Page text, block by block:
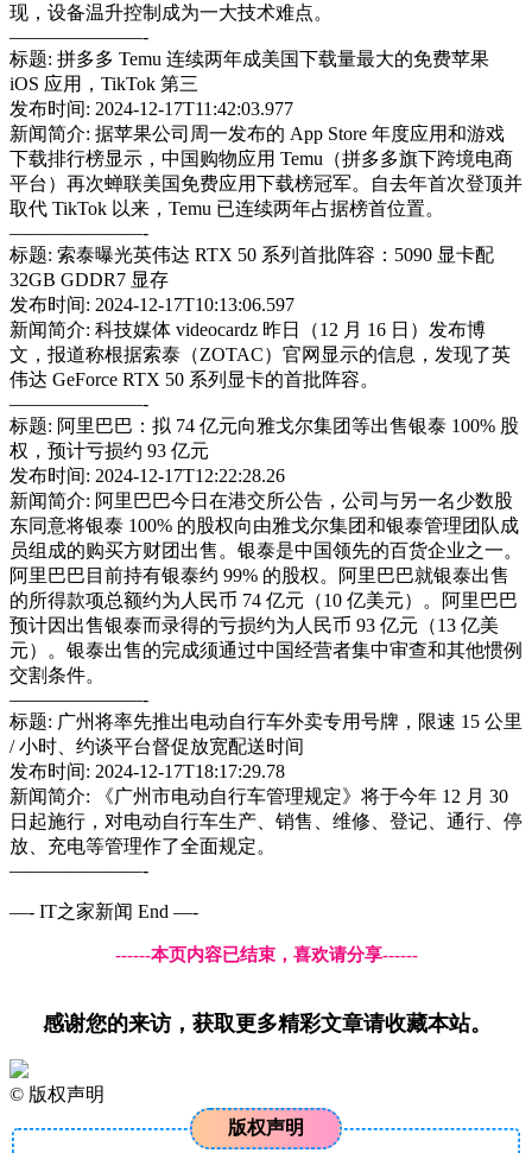
现，设备温升控制成为一大技术难点。
———————-
标题: 拼多多 Temu 连续两年成美国下载量最大的免费苹果
iOS 应用，TikTok 第三
发布时间: 2024-12-17T11:42:03.977
新闻简介: 据苹果公司周一发布的 App Store 年度应用和游戏
下载排行榜显示，中国购物应用 Temu（拼多多旗下跨境电商
平台）再次蝉联美国免费应用下载榜冠军。自去年首次登顶并
取代 TikTok 以来，Temu 已连续两年占据榜首位置。
———————-
标题: 索泰曝光英伟达 RTX 50 系列首批阵容：5090 显卡配
32GB GDDR7 显存
发布时间: 2024-12-17T10:13:06.597
新闻简介: 科技媒体 videocardz 昨日（12 月 16 日）发布博
文，报道称根据索泰（ZOTAC）官网显示的信息，发现了英
伟达 GeForce RTX 50 系列显卡的首批阵容。
———————-
标题: 阿里巴巴：拟 74 亿元向雅戈尔集团等出售银泰 100% 股
权，预计亏损约 93 亿元
发布时间: 2024-12-17T12:22:28.26
新闻简介: 阿里巴巴今日在港交所公告，公司与另一名少数股
东同意将银泰 100% 的股权向由雅戈尔集团和银泰管理团队成
员组成的购买方财团出售。银泰是中国领先的百货企业之一。
阿里巴巴目前持有银泰约 99% 的股权。阿里巴巴就银泰出售
的所得款项总额约为人民币 74 亿元（10 亿美元）。阿里巴巴
预计因出售银泰而录得的亏损约为人民币 93 亿元（13 亿美
元）。银泰出售的完成须通过中国经营者集中审查和其他惯例
交割条件。
———————-
标题: 广州将率先推出电动自行车外卖专用号牌，限速 15 公里
/ 小时、约谈平台督促放宽配送时间
发布时间: 2024-12-17T18:17:29.78
新闻简介: 《广州市电动自行车管理规定》将于今年 12 月 30
日起施行，对电动自行车生产、销售、维修、登记、通行、停
放、充电等管理作了全面规定。
———————-
—- IT之家新闻 End —-
------本页内容已结束，喜欢请分享------
感谢您的来访，获取更多精彩文章请收藏本站。
© 版权声明
版权声明